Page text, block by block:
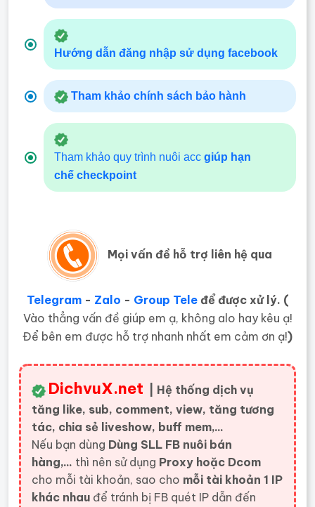
Hướng dẫn đăng nhập sử dụng facebook
Tham khảo chính sách bảo hành
Tham khảo quy trình nuôi acc giúp hạn
chế checkpoint
Mọi vấn đề hỗ trợ liên hệ qua
Telegram- Zalo - Group Teleđể được xử lý. (
Vào thẳng vấn đề giúp em ạ, không alo hay kêu ạ!
Để bên em được hỗ trợ nhanh nhất em cảm ơn ạ!)
DichvuX.net | Hệ thống dịch vụ
tăng like, sub, comment, view, tăng tương
tác, chia sẻ liveshow, buff mem,...
Nếu bạn dùng Dùng SLL FB nuôi bán
hàng,... thì nên sử dụng Proxy hoặc Dcom
cho mỗi tài khoản, sao cho mỗi tài khoản 1 IP
khác nhau để tránh bị FB quét IP dẫn đến